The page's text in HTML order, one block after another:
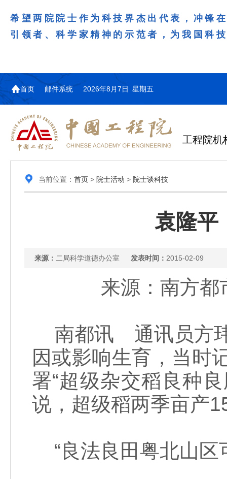
希望两院院士作为科技界杰出代表，冲锋
引领者、科学家精神的示范者，为我国科
首页 邮件系统 2026年8月7日 星期五
工程院机
当前位置： 首页> 院士活动 > 院士谈科技
袁隆平
来源： 二局科学道德办公室 发表时间： 2015-02-09
来源：南方都
南都讯 通讯员方
因或影响生育，当时
署“超级杂交稻良种
说，超级稻两季亩产
“良法良田粤北山区